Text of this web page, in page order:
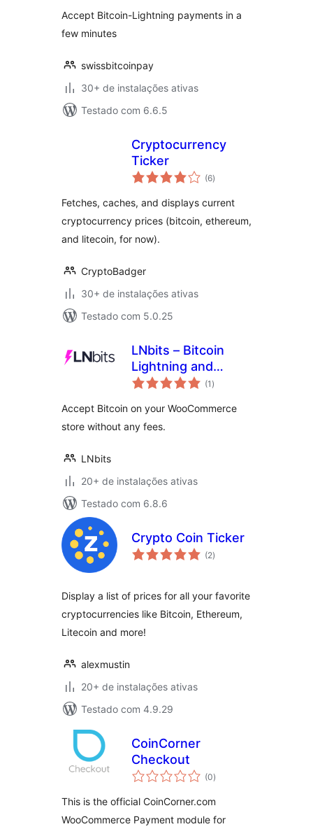
Accept Bitcoin-Lightning payments in a
few minutes
swissbitcoinpay
30+ de instalações ativas
Testado com 6.6.5
Cryptocurrency
Ticker
(6total
de
)
Fetches, caches, and displays current
cryptocurrency prices (bitcoin, ethereum,
and litecoin, for now).
CryptoBadger
30+ de instalações ativas
Testado com 5.0.25
LNbits – Bitcoin
Lightning and
Onchain Payment
(1 total
de
)
Accept Bitcoin on your WooCommerce
store without any fees.
LNbits
20+ de instalações ativas
Testado com 6.8.6
Crypto Coin Ticker
(2total
de
)
Display a list of prices for all your favorite
cryptocurrencies like Bitcoin, Ethereum,
Litecoin and more!
alexmustin
20+ de instalações ativas
Testado com 4.9.29
CoinCorner
Checkout
(0total
de
)
This is the official CoinCorner.com
WooCommerce Payment module for